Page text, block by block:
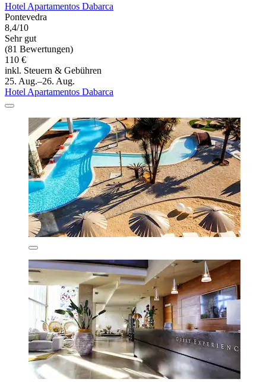
Hotel Apartamentos Dabarca
Pontevedra
8,4/10
Sehr gut
(81 Bewertungen)
110 €
inkl. Steuern & Gebühren
25. Aug.–26. Aug.
Hotel Apartamentos Dabarca